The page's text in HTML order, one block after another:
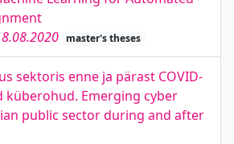
master's theses
sektoris enne ja pärast COVID-
küberohud. Emerging cyber
public sector during and after